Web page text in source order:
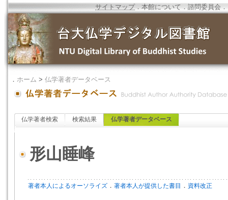
サイトマップ．本館について ．諮問委員会 ．
． ホーム > 仏学著者データベース
仏学著者検索 検索結果 仏学著者データベース
形山睡峰
著者本人によるオーソライズ ． 著者本人が提供した書目 ． 資料改正